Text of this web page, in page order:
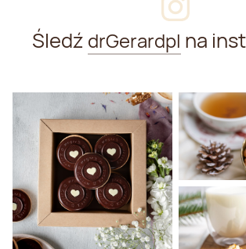
Śledź drGerardpl na